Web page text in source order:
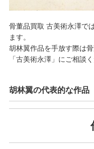
骨董品買取 古美術永澤で
ます。
胡林翼作品を手放す際は
「古美術永澤」にご相談く
胡林翼の代表的な作品